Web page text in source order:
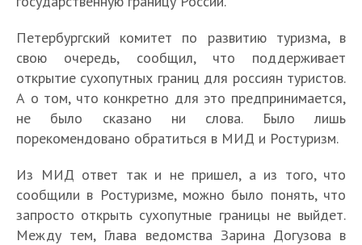
Петербургский комитет по развитию туризма, в
свою очередь, сообщил, что поддерживает
открытие сухопутных границ для россиян туристов.
А о том, что конкретно для это предпринимается,
не было сказано ни слова. Было лишь
порекомендовано обратиться в МИД и Ростуризм.
Из МИД ответ так и не пришел, а из того, что
сообщили в Ростуризме, можно было понять, что
запросто открыть сухопутные границы не выйдет.
Между тем, Глава ведомства Зарина Догузова в